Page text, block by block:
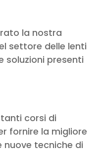
la nostra
settore delle lenti
soluzioni presenti
corsi di
fornire la migliore
tecniche di